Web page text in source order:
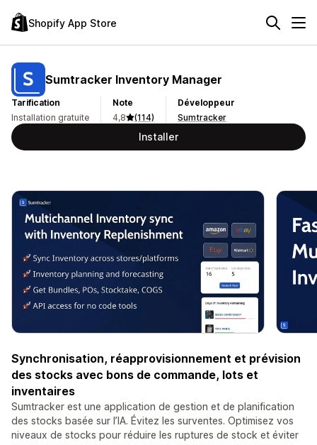
Shopify App Store
Sumtracker Inventory Manager
Tarification
Installation gratuite
Note
4,8
(114)
Développeur
Sumtracker
Installer
Synchronisation, réapprovisionnement et prévision
des stocks avec bons de commande, lots et
inventaires
Sumtracker est une application de gestion et de planification
des stocks basée sur l’IA. Évitez les surventes. Optimisez vos
niveaux de stocks pour réduire les ruptures de stock et éviter